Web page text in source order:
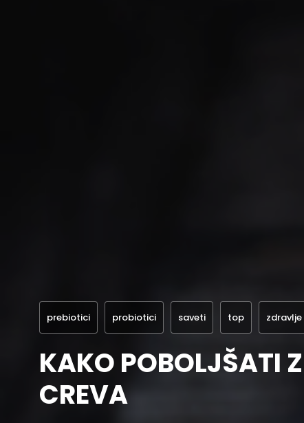
prebiotici probiotici saveti top
KAKO POBOLJŠATI
CREVA